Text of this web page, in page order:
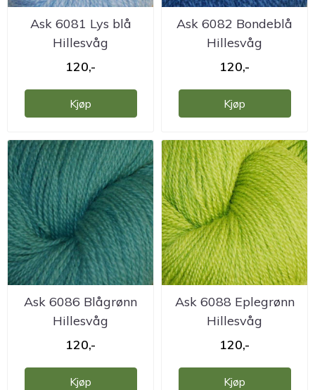
Ask 6081 Lys blå
Hillesvåg
ullvarefabrikk
120,-
Kjøp
Ask 6082 Bondeblå
Hillesvåg
ullvarefabrikk
120,-
Kjøp
Ask 6086 Blågrønn
Hillesvåg
ullvarefabrikk
120,-
Kjøp
Ask 6088 Eplegrønn
Hillesvåg
ullvarefabrikk
120,-
Kjøp